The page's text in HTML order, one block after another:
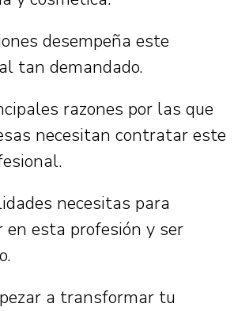
desempeña este
tan demandado.
razones por las que
necesitan contratar este
necesitas para
en esta profesión y ser
a transformar tu